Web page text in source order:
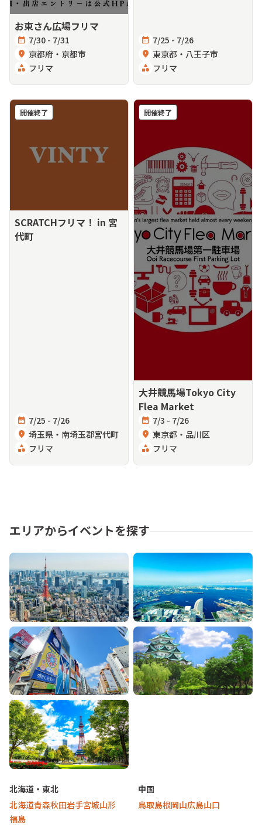
お東さん広場フリマ
calendar_month 7/30 - 7/31
location_on 京都府・京都市
category フリマ
calendar_month 7/25 - 7/26
location_on 東京都・八王子市
category フリマ
SCRATCHフリマ！ in 宮
代町
calendar_month 7/25 - 7/26
location_on 埼玉県・南埼玉郡宮代町
category フリマ
開催終了
大井競馬場Tokyo City
Flea Market
calendar_month 7/3 - 7/26
location_on 東京都・品川区
category フリマ
開催終了
エリアからイベントを探す
東京 神奈川
大阪
北海道・東北
北海道青森秋田岩手宮城山形
福島
中国
鳥取島根岡山広島山口